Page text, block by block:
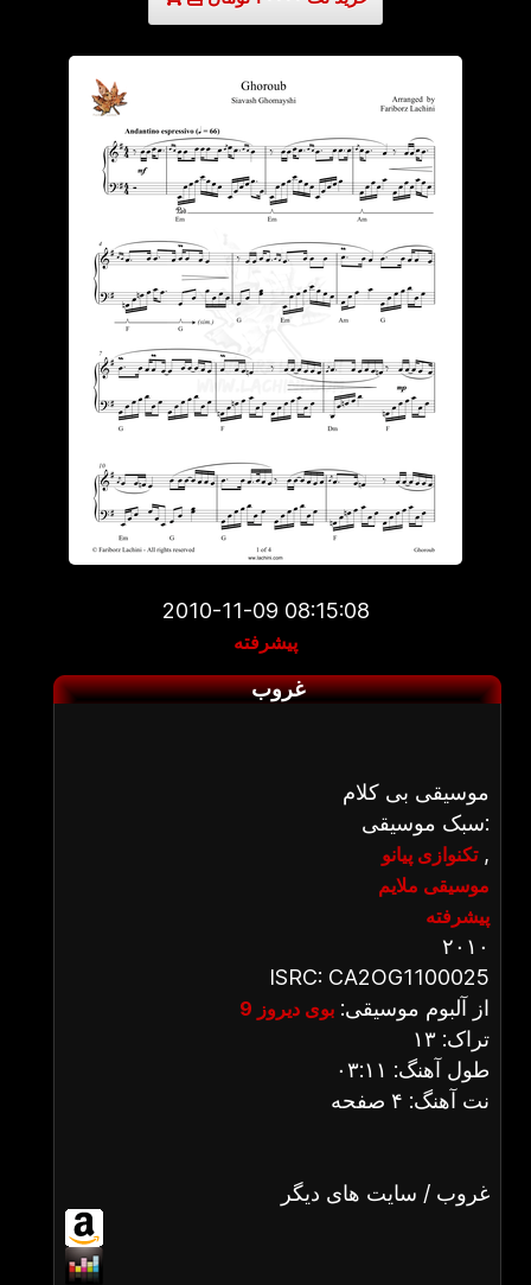
2010-11-09 08:15:08
پیشرفته
غروب
موسیقی بی کلام
سبک موسیقی:
تکنوازی پیانو,
موسیقی ملایم
پیشرفته
۲۰۱۰
ISRC: CA2OG1100025
از آلبوم موسیقی: بوی دیروز 9
تراک: ۱۳
طول آهنگ: ۰۳:۱۱
نت آهنگ: ۴ صفحه
غروب / سایت های دیگر